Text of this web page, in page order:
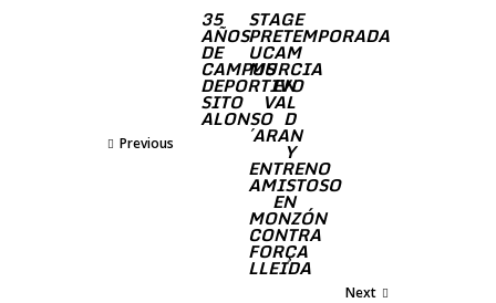
35
AÑOS
DE
CAMPUS
DEPORTIVO
SITO
ALONSO
Previous
STAGE
PRETEMPORADA
UCAM
MURCIA
EN
VAL
D
´ARAN
Y
ENTRENO
AMISTOSO
EN
MONZÓN
CONTRA
FORÇA
LLEIDA
Next